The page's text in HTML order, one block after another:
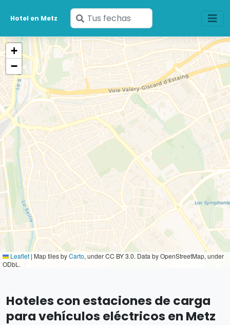
Hotel en Metz
Ingresa
tus
fechas
+
−
Leaflet | Map tiles byCarto, under CC BY 3.0. Data by OpenStreetMap, under
ODbL.
Hoteles con estaciones de carga
para vehículos eléctricos en Metz